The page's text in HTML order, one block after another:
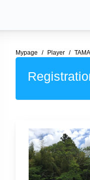
Mypage Player